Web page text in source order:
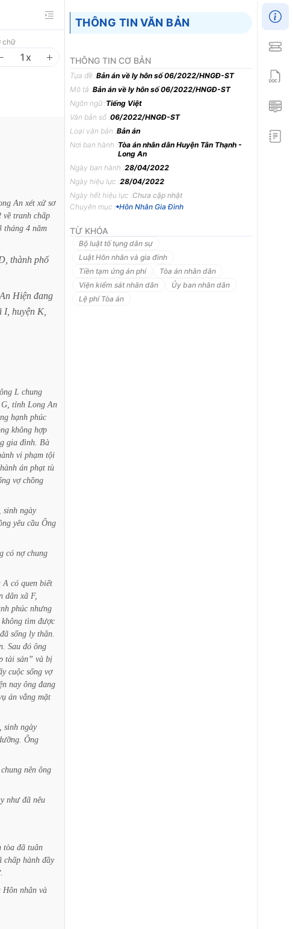
chữ
1 x
An xét xử sơ
về tranh chấp
tháng 4 năm
thành phố
An Hiện đang
I, huyện K,
ông L chung
G, tỉnh Long An
hạnh phúc
không hợp
gia đình. Bà
vi phạm tội
hành án phạt tù
vợ chồng
sinh ngày
yêu cầu Ông
có nợ chung
A có quen biết
dân xã F,
phúc nhưng
không tìm được
đã sống ly thân.
Sau đó ông
tài sản” và bị
cuộc sống vợ
nay ông đang
án vắng mặt
sinh ngày
Ông
chung nên ông
như đã nêu
tòa đã tuân
chấp hành đầy
Hôn nhân và
THÔNG TIN VĂN BẢN
THÔNG TIN CƠ BẢN
Tựa đề :Bản án về ly hôn số 06/2022/HNGĐ-ST
Mô tả :Bản án về ly hôn số 06/2022/HNGĐ-ST
Ngôn ngữ :Tiếng Việt
Văn bản số :06/2022/HNGĐ-ST
Loại văn bản :Bản án
Nơi ban hành :Tòa án nhân dân Huyện Tân Thạnh -
Long An
Ngày ban hành :28/04/2022
Ngày hiệu lực :28/04/2022
Ngày hết hiệu lực :Chưa cập nhật
Chuyên mục : Hôn Nhân Gia Đình
TỪ KHÓA
Bộ luật tố tụng dân sự
Luật Hôn nhân và gia đình
Tiền tạm ứng án phí
Tòa án nhân dân
Viện kiểm sát nhân dân
Ủy ban nhân dân
Lệ phí Tòa án